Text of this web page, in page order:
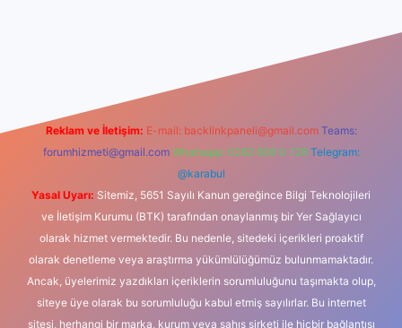
Reklam ve İletişim: E-mail: backlinkpaneli@gmail.com Teams:
forumhizmeti@gmail.com Whatsapp: 0262 606 0 726 Telegram:
@karabul
Yasal Uyarı: Sitemiz, 5651 Sayılı Kanun gereğince Bilgi Teknolojileri
ve İletişim Kurumu (BTK) tarafından onaylanmış bir Yer Sağlayıcı
olarak hizmet vermektedir. Bu nedenle, sitedeki içerikleri proaktif
olarak denetleme veya araştırma yükümlülüğümüz bulunmamaktadır.
Ancak, üyelerimiz yazdıkları içeriklerin sorumluluğunu taşımakta olup,
siteye üye olarak bu sorumluluğu kabul etmiş sayılırlar. Bu internet
sitesi, herhangi bir marka, kurum veya şahıs şirketi ile hiçbir bağlantısı